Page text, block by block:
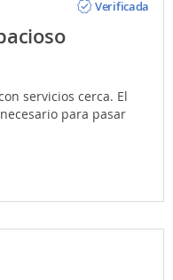
Verificada
servicios cerca. El
para pasar